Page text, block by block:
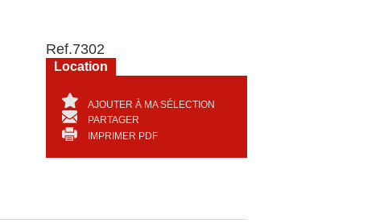
Ref.7302
Location
AJOUTER À MA SÉLECTION
PARTAGER
IMPRIMER PDF